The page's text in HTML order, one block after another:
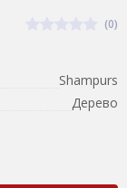
(0)
Shampurs
Дерево